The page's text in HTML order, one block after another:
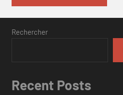
Rechercher
Recent Posts